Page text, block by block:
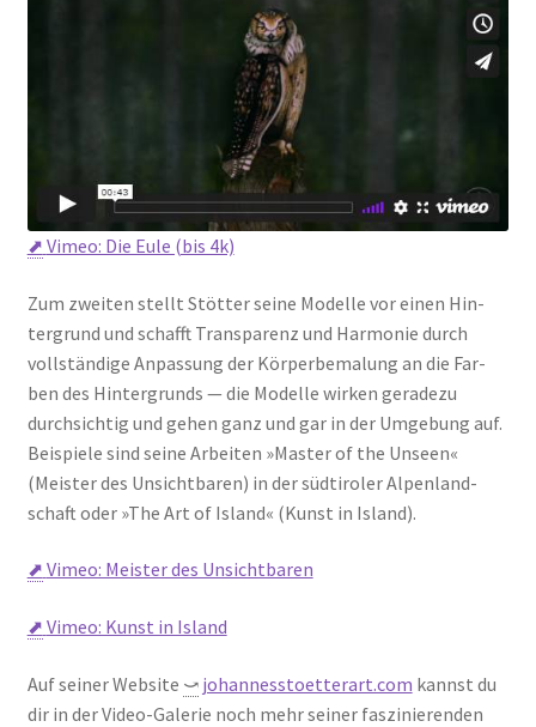
⬈ Vimeo: Die Eule (bis 4k)
Zum zwei­ten stellt Stöt­ter sei­ne Model­le vor einen Hin­
ter­grund und schafft Trans­pa­renz und Har­mo­nie durch
voll­stän­di­ge Anpas­sung der Kör­per­be­ma­lung an die Far­
ben des Hin­ter­grunds — die Model­le wir­ken gera­de­zu
durch­sich­tig und gehen ganz und gar in der Umge­bung auf.
Bei­spie­le sind sei­ne Arbei­ten »Mas­ter of the Unseen«
(Meis­ter des Unsicht­ba­ren) in der süd­ti­ro­ler Alpen­land­
schaft oder »The Art of Island« (Kunst in Island).
⬈ Vimeo: Meis­ter des Unsicht­ba­ren
⬈ Vimeo: Kunst in Island
Auf sei­ner Web­site ⤻ johannesstoetterart.com kannst du
dir in der Video-Gale­rie noch mehr sei­ner fas­zi­nie­ren­den